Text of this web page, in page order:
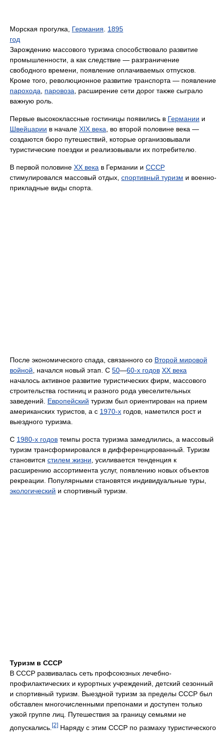
Морская прогулка, Германия
1895
год
Зарождению массового туризма способствовало развитие
промышленности, а как следствие — разграничение
свободного времени, появление оплачиваемых отпусков.
Кроме того, революционное развитие транспорта — появление
парохода
паровоза , расширение сети дорог также сыграло
важную роль.
Первые высококлассные гостиницы появились в Германии и
Швейцарии в начале XIX века , во второй половине века —
создаются бюро путешествий, которые организовывали
туристические поездки и реализовывали их потребителю.
В первой половине XX века в Германии и СССР
стимулировался массовый отдых, спортивный туризм и военно-
прикладные виды спорта.
После экономического спада, связанного со Второй мировой
войной , начался новый этап. С 50—60-х годов XX века
началось активное развитие туристических фирм, массового
строительства гостиниц и разного рода увеселительных
заведений. Европейский туризм был ориентирован на прием
американских туристов, а с 1970-х годов, наметился рост и
выездного туризма.
С 1980-х годов темпы роста туризма замедлились, а массовый
туризм трансформировался в дифференцированный. Туризм
становится стилем жизни , усиливается тенденция к
расширению ассортимента услуг, появлению новых объектов
рекреации. Популярными становятся индивидуальные туры,
экологический и спортивный туризм.
Туризм в СССР
В СССР развивалась сеть профсоюзных лечебно-
профилактических и курортных учреждений, детский сезонный
и спортивный туризм. Выездной туризм за пределы СССР был
обставлен многочисленными препонами и доступен только
узкой группе лиц. Путешествия за границу семьями не
допускались. [2] Наряду с этим СССР по размаху туристического